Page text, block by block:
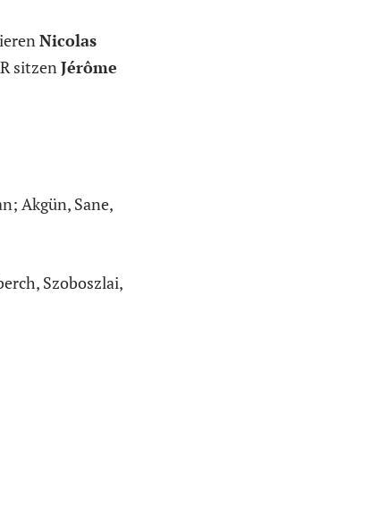
Nicolas
sitzenJérôme
Akgün, Sane,
Szoboszlai,